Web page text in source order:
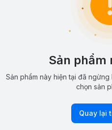
Sản phẩm
Sản phẩm này hiện tại đã
chọn sản
Quay lại